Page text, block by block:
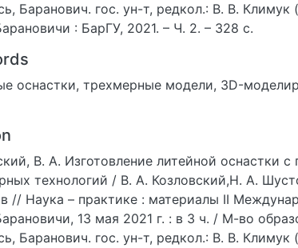
Баранович. гос. ун-т, редкол.: В. В. Климук
: БарГУ, 2021. – Ч. 2. – 328 с.
оснастки, трехмерные модели, 3D-
В. А. Изготовление литейной оснастки
технологий / В. А. Козловский,Н. А.
// Наука – практике : материалы II
13 мая 2021 г. : в 3 ч. / М-во
Баранович. гос. ун-т, редкол.: В. В. Климук